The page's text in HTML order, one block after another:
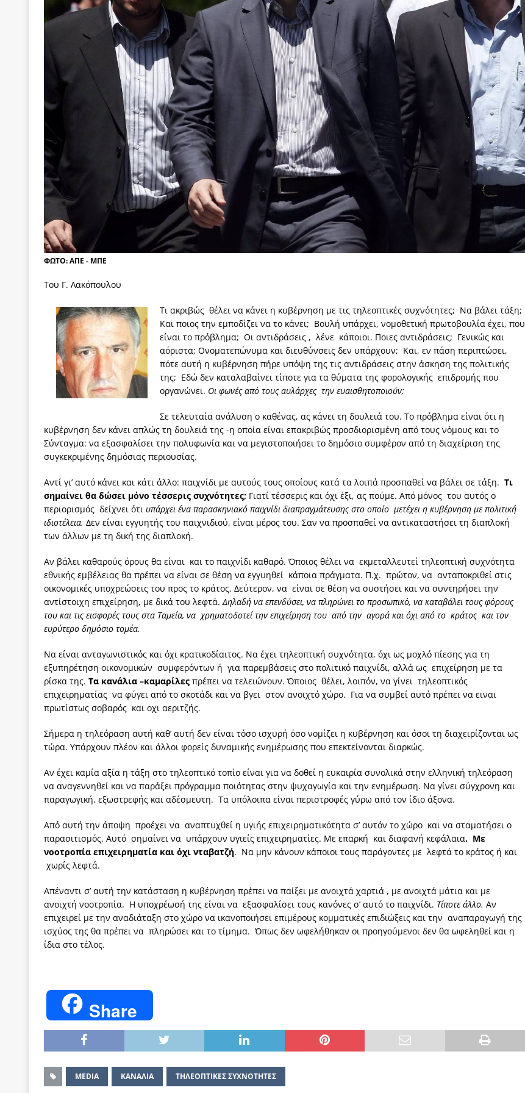
των δύο κομμάτων και όχι Ανδρουλάκη -Τσίπρα.
ΑΠΟΨΕΙΣ
[ 3 Αυγούστου 2026 ]
Η τραγωδία της δημοκρατικής παράταξης: Ο λαός θέλει, αλλά τα κόμματα της αντιπολίτευσης δεν
μπορούν να φέρουν την αλλαγή
ΠΡΟΕΚΤΑΣΕΙΣ
[ 3 Αυγούστου 2026 ] Γιατί λιγοστεύουν «τα χρόνια της αθωότητας;» Το «αίνιγμα»και η «λύση» του μέσα από τον
εμβληματικό «Πολίτη Κέιν»
ΠΑΡΕΜΒΑΣΕΙΣ
[ 3 Αυγούστου 2026 ] Το Νομικό DNA του Υπερταμείου και οι Ρήτρες του ESM
ΑΠΟΨΕΙΣ
[ 3 Αυγούστου 2026 ]
Το γάλλιο και η γεωπολιτική ισχύς για την Ελλάδα
ΑΠΟΨΕΙΣ
[ 3 Αυγούστου 2026 ] «Εδοξάσθη κρυπτομένη και εγελοιοποιήθη εμφανιζόμενη»: Το άδοξο βήμα της Μ. Καρυστιανού
ΠΑΡΕΜΒΑΣΕΙΣ
ΦΩΤΟ: ΑΠΕ - ΜΠΕ
Του Γ. Λακόπουλου
Τι ακριβώς θέλει να κάνει η κυβέρνηση με τις τηλεοπτικές συχνότητες; Να βάλει τάξη;
Και ποιος την εμποδίζει να το κάνει; Βουλή υπάρχει, νομοθετική πρωτοβουλία έχει, που
είναι το πρόβλημα; Οι αντιδράσεις , λένε κάποιοι. Ποιες αντιδράσεις; Γενικώς και
αόριστα; Ονοματεπώνυμα και διευθύνσεις δεν υπάρχουν; Και, εν πάση περιπτώσει,
πότε αυτή η κυβέρνηση πήρε υπόψη της τις αντιδράσεις στην άσκηση της πολιτικής
της; Εδώ δεν καταλαβαίνει τίποτε για τα θύματα της φορολογικής επιδρομής που
οργανώνει. Οι φωνές από τους αυλάρχες την ευαισθητοποιούν;
Σε τελευταία ανάλυση ο καθένας, ας κάνει τη δουλειά του. Το πρόβλημα είναι ότι η
κυβέρνηση δεν κάνει απλώς τη δουλειά της -η οποία είναι επακριβώς προσδιορισμένη από τους νόμους και το
Σύνταγμα: να εξασφαλίσει την πολυφωνία και να μεγιστοποιήσει το δημόσιο συμφέρον από τη διαχείριση της
συγκεκριμένης δημόσιας περιουσίας.
Αντί γι’ αυτό κάνει και κάτι άλλο: παιχνίδι με αυτούς τους οποίους κατά τα λοιπά προσπαθεί να βάλει σε τάξη. Τι
σημαίνει θα δώσει μόνο τέσσερις συχνότητες; Γιατί τέσσερις και όχι έξι, ας πούμε. Από μόνος του αυτός ο
περιορισμός δείχνει ότι υπάρχει ένα παρασκηνιακό παιχνίδι διαπραγμάτευσης στο οποίο μετέχει η κυβέρνηση με πολιτική
ιδιοτέλεια. Δεν είναι εγγυητής του παιχνιδιού, είναι μέρος του. Σαν να προσπαθεί να αντικαταστήσει τη διαπλοκή
των άλλων με τη δική της διαπλοκή.
Αν βάλει καθαρούς όρους θα είναι και το παιχνίδι καθαρό. Όποιος θέλει να εκμεταλλευτεί τηλεοπτική συχνότητα
εθνικής εμβέλειας θα πρέπει να είναι σε θέση να εγγυηθεί κάποια πράγματα. Π.χ. πρώτον, να ανταποκριθεί στις
οικονομικές υποχρεώσεις του προς το κράτος. Δεύτερον, να είναι σε θέση να συστήσει και να συντηρήσει την
αντίστοιχη επιχείρηση, με δικά του λεφτά.Δηλαδή να επενδύσει, να πληρώνει το προσωπικό, να καταβάλει τους φόρους
του και τις εισφορές τους στα Ταμεία, να χρηματοδοτεί την επιχείρηση του από την αγορά και όχι από το κράτος και τον
ευρύτερο δημόσιο τομέα.
Να είναι ανταγωνιστικός και όχι κρατικοδίαιτος. Να έχει τηλεοπτική συχνότητα, όχι ως μοχλό πίεσης για τη
εξυπηρέτηση οικονομικών συμφερόντων ή για παρεμβάσεις στο πολιτικό παιχνίδι, αλλά ως επιχείρηση με τα
ρίσκα της. Τα κανάλια –καμαρίλες πρέπει να τελειώνουν. Όποιος θέλει, λοιπόν, να γίνει τηλεοπτικός
επιχειρηματίας να φύγει από το σκοτάδι και να βγει στον ανοιχτό χώρο. Για να συμβεί αυτό πρέπει να ειναι
πρωτίστως σοβαρός και οχι αεριτζής.
Σήμερα η τηλεόραση αυτή καθ’ αυτή δεν είναι τόσο ισχυρή όσο νομίζει η κυβέρνηση και όσοι τη διαχειρίζονται ως
τώρα. Υπάρχουν πλέον και άλλοι φορείς δυναμικής ενημέρωσης που επεκτείνονται διαρκώς.
Αν έχει καμία αξία η τάξη στο τηλεοπτικό τοπίο είναι για να δοθεί η ευκαιρία συνολικά στην ελληνική τηλεόραση
να αναγεννηθεί και να παράξει πρόγραμμα ποιότητας στην ψυχαγωγία και την ενημέρωση. Να γίνει σύγχρονη και
παραγωγική, εξωστρεφής και αδέσμευτη. Τα υπόλοιπα είναι περιστροφές γύρω από τον ίδιο άξονα.
Από αυτή την άποψη προέχει να αναπτυχθεί η υγιής επιχειρηματικότητα σ’ αυτόν το χώρο και να σταματήσει ο
παρασιτισμός. Αυτό σημαίνει να υπάρχουν υγιείς επιχειρηματίες. Με επαρκή και διαφανή κεφάλαια. Με
νοοτροπία επιχειρηματία και όχι νταβατζή. Να μην κάνουν κάποιοι τους παράγοντες με λεφτά το κράτος ή και
χωρίς λεφτά.
Απέναντι σ’ αυτή την κατάσταση η κυβέρνηση πρέπει να παίξει με ανοιχτά χαρτιά , με ανοιχτά μάτια και με
ανοιχτή νοοτροπία. Η υποχρέωσή της είναι να εξασφαλίσει τους κανόνες σ’ αυτό το παιχνίδι. Τίποτε άλλο. Αν
επιχειρεί με την αναδιάταξη στο χώρο να ικανοποιήσει επιμέρους κομματικές επιδιώξεις και την αναπαραγωγή της
ισχύος της θα πρέπει να πληρώσει και το τίμημα. Όπως δεν ωφελήθηκαν οι προηγούμενοι δεν θα ωφεληθεί και η
ίδια στο τέλος.
Share
MEDIA ΚΑΝΑΛΙΑ ΤΗΛΕΟΠΤΙΚΕΣ ΣΥΧΝΟΤΗΤΕΣ